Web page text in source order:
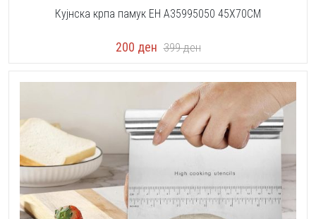
Кујнска крпа памук EH A35995050 45X70CM
200 ден 399ден